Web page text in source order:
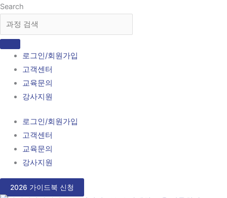
콘
텐
츠
로
Search
로그인/회원가입
고객센터
교육문의
강사지원
로그인/회원가입
고객센터
교육문의
강사지원
2026 가이드북 신청